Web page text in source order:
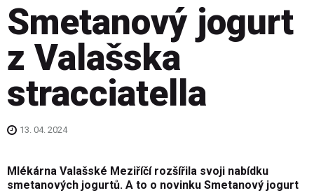
Smetanový jogurt
z Valašska
stracciatella
13. 04. 2024
Mlékárna Valašské Meziříčí rozšířila svoji nabídku
smetanových jogurtů. A to o novinku Smetanový jogurt